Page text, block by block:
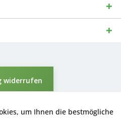
widerrufen
nicht anders beschrieben.
Aktiv
um Ihnen die bestmögliche